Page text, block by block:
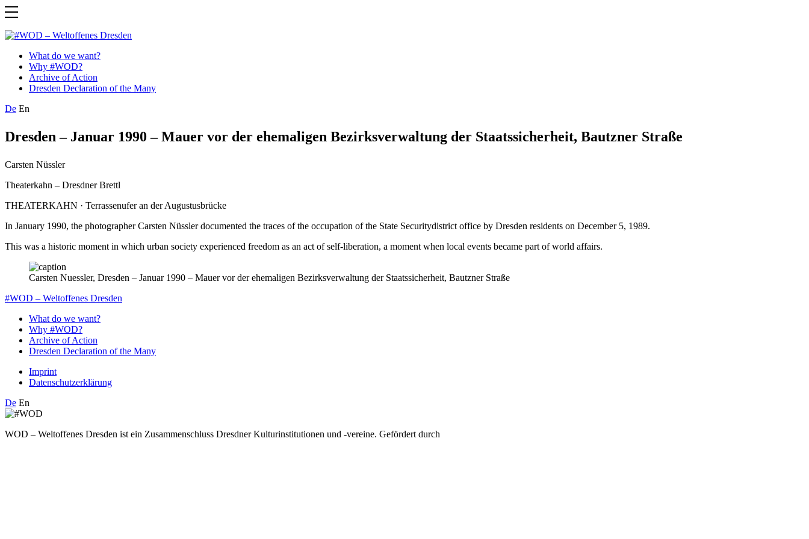
– Weltoffenes Dresden
What do we want?
Why #WOD?
Archive of Action
Dresden Declaration of the Many
De En
Dresden – Januar 1990 – Mauer vor der ehemaligen Bezirksverwaltung der Staatssicherheit, Bautzner Straße
Carsten Nüssler
Theaterkahn – Dresdner Brettl
THEATERKAHN · Terrassenufer an der Augustusbrücke
In January 1990, the photographer Carsten Nüssler documented the traces of the occupation of the State Securitydistrict office by Dresden residents on December 5, 1989.
This was a historic moment in which urban society experienced freedom as an act of self-liberation, a moment when local events became part of world affairs.
Carsten Nuessler, Dresden – Januar 1990 – Mauer vor der ehemaligen Bezirksverwaltung der Staatssicherheit, Bautzner Straße
#WOD – Weltoffenes Dresden
What do we want?
Why #WOD?
Archive of Action
Dresden Declaration of the Many
Imprint
Datenschutzerklärung
De En
WOD – Weltoffenes Dresden ist ein Zusammenschluss Dresdner Kulturinstitutionen und -vereine. Gefördert durch